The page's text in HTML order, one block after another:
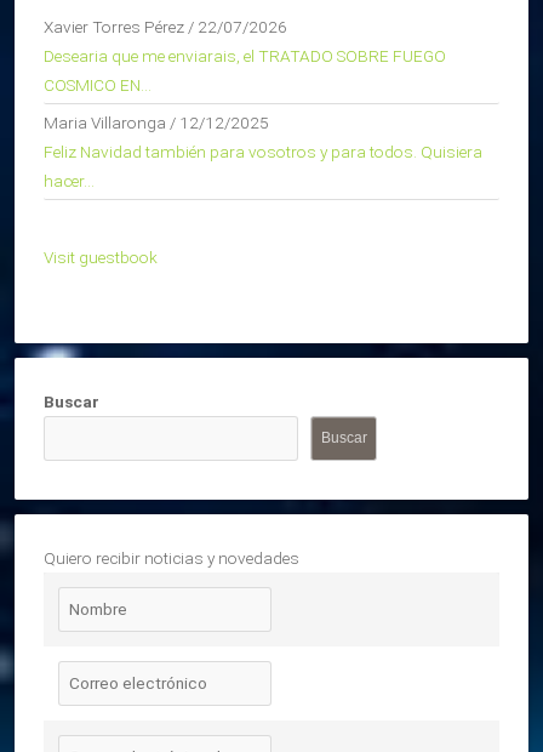
Xavier Torres Pérez / 22/07/2026
Desearia que me enviarais, el TRATADO SOBRE FUEGO
COSMICO EN...
Maria Villaronga / 12/12/2025
Feliz Navidad también para vosotros y para todos. Quisiera
hacer...
Visit guestbook
Buscar
Buscar
Quiero recibir noticias y novedades